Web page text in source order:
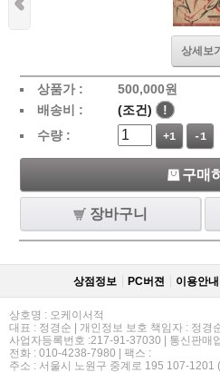
상세보기
상품가 : 500,000원
배송비 :
(조건)
!
수량 :
+1 -1
구매
장바구니
상점정보 PC버젼 이용안내
상호명 : 오케이서적
대표 : 정경순 | 개인정보 보호 책임자 : 정경
사업자등록번호 :217-91-37030 | 통신판매
전화 : 010-4238-7980 | 팩스 :
주소 : 서울시 노원구 중계로 195 107-1201